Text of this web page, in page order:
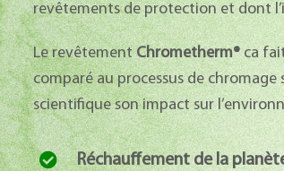
revêtements de protection et dont
Le revêtementChrometherm®ca fait
comparé au processus de
scientifique son impact sur
Réchauffement de la